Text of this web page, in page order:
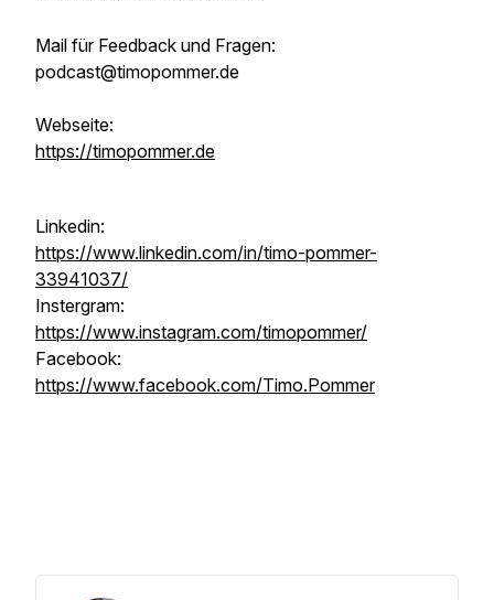
Mail für Feedback und Fragen:
podcast@timopommer.de
Webseite:
https://timopommer.de
Linkedin:
https://www.linkedin.com/in/timo-pommer-
33941037/
Instergram:
https://www.instagram.com/timopommer/
Facebook:
https://www.facebook.com/Timo.Pommer